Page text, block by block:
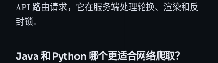
API 路由请求，它在服务端处理轮换、渲染和反
封锁。
Java 和 Python 哪个更适合网络爬取？